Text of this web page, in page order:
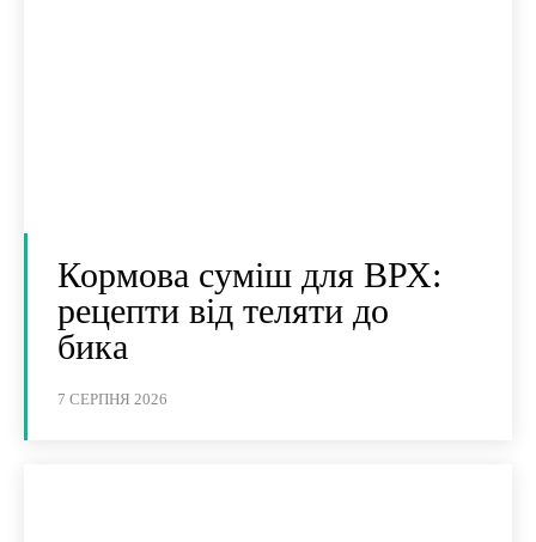
Кормова суміш для ВРХ:
рецепти від теляти до
бика
7 СЕРПНЯ 2026